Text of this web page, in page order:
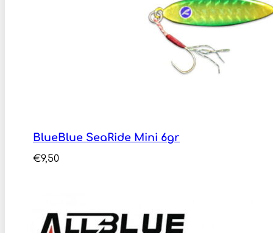
BlueBlue SeaRide Mini 6gr
€9,50